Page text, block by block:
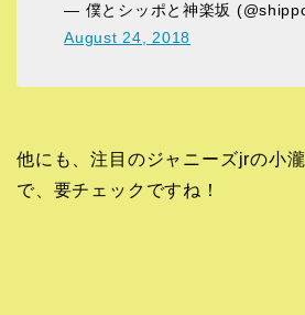
— 僕とシッポと神楽坂
August 24, 2018
他にも、注目のジャニーズjrの小
で、要チェックですね！